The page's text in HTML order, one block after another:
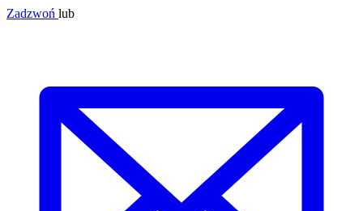
Zadzwoń lub